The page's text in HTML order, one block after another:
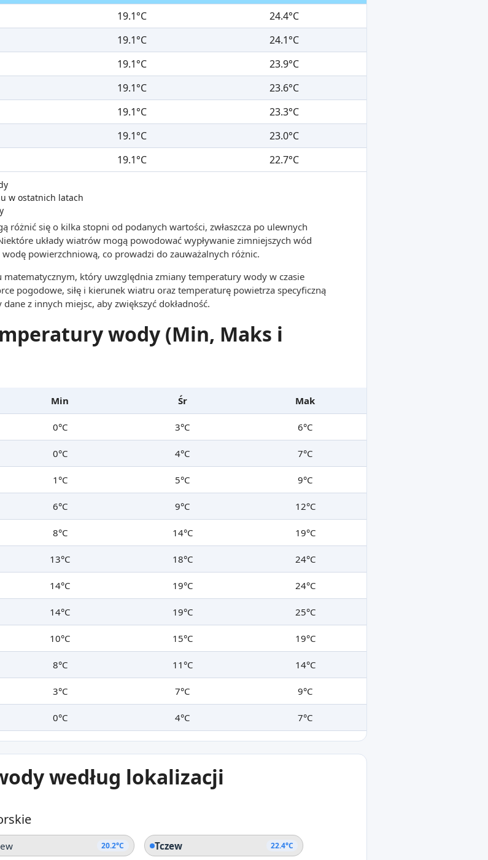
19.1°C
24.4°C
19.1°C
24.1°C
19.1°C
23.9°C
19.1°C
23.6°C
19.1°C
23.3°C
19.1°C
23.0°C
19.1°C 22.7°C
w ostatnich latach
różnić się o kilka stopni od podanych wartości, zwłaszcza po ulewnych
układy wiatrów mogą powodować wypływanie zimniejszych wód
powierzchniową, co prowadzi do zauważalnych różnic.
który uwzględnia zmiany temperatury wody w czasie
pogodowe, siłę i kierunek wiatru oraz temperaturę powietrza specyficzną
z innych miejsc, aby zwiększyć dokładność.
wody (Min, Maks i
Min Śr Mak
0°C 3°C 6°C
0°C 4°C 7°C
1°C 5°C 9°C
6°C 9°C 12°C
8°C 14°C 19°C
13°C 18°C 24°C
14°C 19°C 24°C
14°C 19°C 25°C
10°C 15°C 19°C
8°C 11°C 14°C
3°C 7°C 9°C
0°C 4°C 7°C
według lokalizacji
20.2°C Tczew 22.4°C